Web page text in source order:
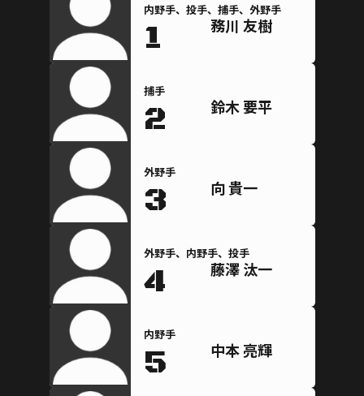
内野手、投手、捕手、外野手
1 務川 友樹
捕手
2 鈴木 要平
外野手
3 向 貴一
外野手、内野手、投手
4 藤澤 汰一
内野手
5 中本 亮輝